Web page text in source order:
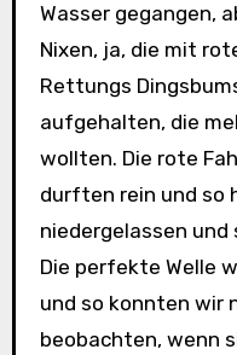
Wasser gegangen,
Nixen, ja, die mit
Rettungs
aufgehalten, die
wollten. Die rote
durften rein und so
niedergelassen
Die perfekte Welle
und so konnten wir
beobachten, wenn